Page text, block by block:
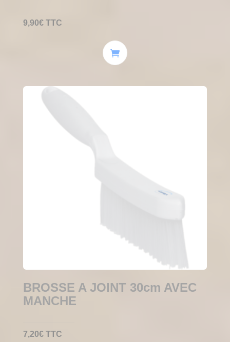
9,90€ TTC
BROSSE A JOINT 30cm AVEC
MANCHE
7,20€ TTC